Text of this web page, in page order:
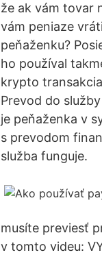
že ak vám tovar
vám peniaze
peňaženku?
ho používal
krypto
Prevod do
je peňaženka v
s prevodom
služba funguje.
musíte previesť
v tomto videu: